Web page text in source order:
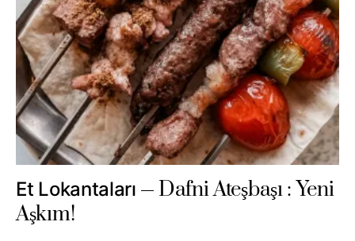
Et Lokantaları
Dafni Ateşbaşı : Yeni
Aşkım!